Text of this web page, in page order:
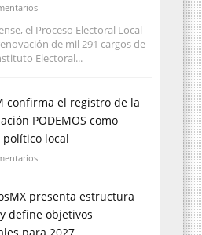
el Proceso Electoral Local
de mil 291 cargos de
Electoral...
confirma el registro de la
PODEMOS como
local
presenta estructura
define objetivos